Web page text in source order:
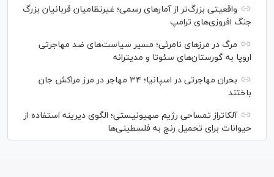
واقعیتی بزرگ‌تر از آمار‌های رسمی؛ غیرنظامیان قربانیان بزرگ
جنگ افروزی‌های ترامپ
مرگ در مرز‌های نامرئی؛ مسیر سیاست‌های ضد مهاجرتی
اروپا به گورستان‌های سئوتا و مدیترانه
بحران مهاجرتی در اسپانیا؛ ۳۴ مهاجر در مرز مراکش جان
باختند
آلکاتراز تمساحی رژیم صهیونیستی؛ الگوی دیرینه استفاده از
حیوانات برای تحمیل رنج به فلسطینی‌ها